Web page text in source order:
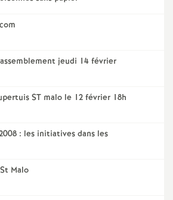
jeudi 14 février
ST malo le 12 février 18h
: les initiatives dans les
Malo